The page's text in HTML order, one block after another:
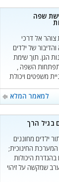
שפה
אל דרכי
של ילדים
הגן. תוך שימת
השפה ,
משפטים ויכולת
.
למאמר המלא
בגיל הרך
ילדים מחוננים
החינוכית;
בהגדרת היכולות
שמקשה על זיהוי